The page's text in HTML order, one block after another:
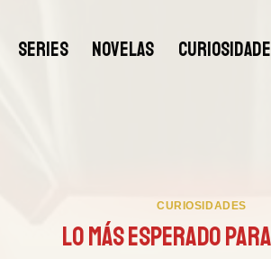
SERIES NOVELAS
CURIOSIDADES
Lo Más Esperado